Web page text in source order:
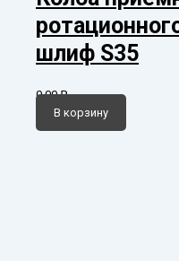
шлиф S35
0,00₽
В корзину